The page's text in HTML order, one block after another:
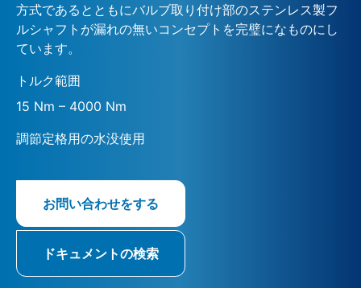
方式であるとともにバルブ取り付け部のステンレス製フ
ルシャフトが漏れの無いコンセプトを完璧になものにし
ています。
トルク範囲
15 Nm – 4000 Nm
調節定格用の水没使用
お問い合わせをする
ドキュメントの検索